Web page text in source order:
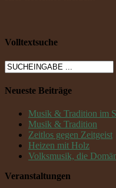
Volltextsuche
Neueste Beiträge
Musik & Tradition im
Musik & Tradition
Zeitlos gegen Zeitgeist
Heizen mit Holz
Volksmusik, die
Veranstaltungen